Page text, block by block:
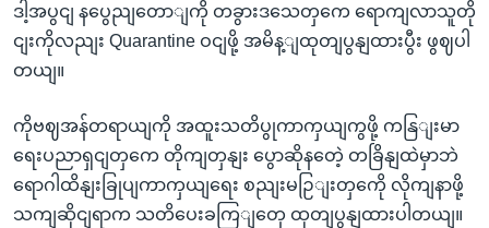
ဒါ့အပွငျ နပွေညျတောျကို တခွားဒသေတှကေ ရောကျလာသူတို
ငျးကိုလညျး Quarantine ဝငျဖို့ အမိန့ျထုတျပွနျထားပွီး ဖွဈပါ
တယျ။
ကိုဗဈအန်တရာယျကို အထူးသတိပွုကာကှယျကွဖို့ ကနြျးမာ
ရေးပညာရှငျတှကေ တိုကျတှနျး ပွောဆိုနတေဲ့ တခြိနျထဲမှာဘဲ
ရောဂါထိနျးခြုပျကာကှယျရေး စညျးမဉြျးတှကေို လိုကျနာဖို့
သကျဆိုငျရာက သတိပေးခကြျတှေ ထုတျပွနျထားပါတယျ။